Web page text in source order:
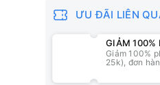
ƯU ĐÃI LIÊN
GIẢM 100%
Giảm 100%
25k), đơn